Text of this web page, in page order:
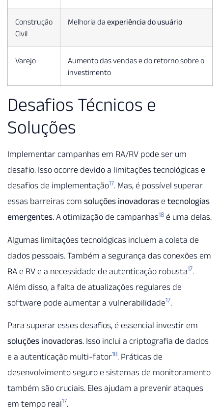
Construção
Civil
Melhoria da experiência do usuário
Varejo
Aumento das vendas e do retorno sobre o
investimento
Desafios Técnicos e
Soluções
Implementar campanhas em RA/RV pode ser um
desafio. Isso ocorre devido a limitações tecnológicas e
desafios de implementação17. Mas, é possível superar
essas barreiras com soluções inovadoras e tecnologias
emergentes. A otimização de campanhas18 é uma delas.
Algumas limitações tecnológicas incluem a coleta de
dados pessoais. Também a segurança das conexões em
RA e RV e a necessidade de autenticação robusta17.
Além disso, a falta de atualizações regulares de
software pode aumentar a vulnerabilidade17.
Para superar esses desafios, é essencial investir em
soluções inovadoras. Isso inclui a criptografia de dados
e a autenticação multi-fator18. Práticas de
desenvolvimento seguro e sistemas de monitoramento
também são cruciais. Eles ajudam a prevenir ataques
em tempo real17.